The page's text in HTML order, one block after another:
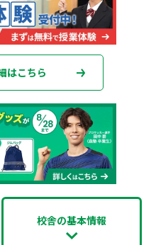
はこちら
校舎の基本情報